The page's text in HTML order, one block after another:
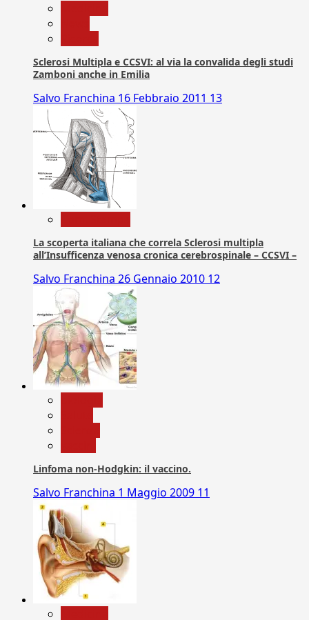
Sclerosi Multipla e CCSVI: al via la convalida degli studi
Zamboni anche in Emilia
Salvo Franchina 16 Febbraio 2011 13
La scoperta italiana che correla Sclerosi multipla
all’Insufficenza venosa cronica cerebrospinale – CCSVI –
Salvo Franchina 26 Gennaio 2010 12
Linfoma non-Hodgkin: il vaccino.
Salvo Franchina 1 Maggio 2009 11